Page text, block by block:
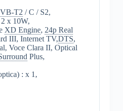
T2 / C / S2,
x 10W,
XD Engine, 24p Real
III, Internet TV,DTS,
Voce Clara II, Optical
Plus,
: x 1,